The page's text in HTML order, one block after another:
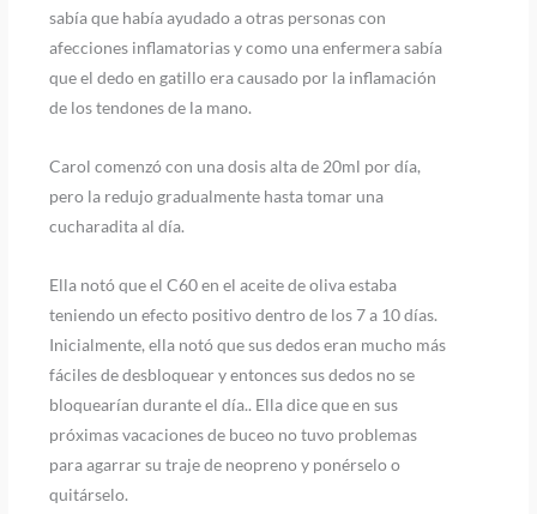
sabía que había ayudado a otras personas con
afecciones inflamatorias y como una enfermera sabía
que el dedo en gatillo era causado por la inflamación
de los tendones de la mano.
Carol comenzó con una dosis alta de 20ml por día,
pero la redujo gradualmente hasta tomar una
cucharadita al día.
Ella notó que el C60 en el aceite de oliva estaba
teniendo un efecto positivo dentro de los 7 a 10 días.
Inicialmente, ella notó que sus dedos eran mucho más
fáciles de desbloquear y entonces sus dedos no se
bloquearían durante el día.. Ella dice que en sus
próximas vacaciones de buceo no tuvo problemas
para agarrar su traje de neopreno y ponérselo o
quitárselo.